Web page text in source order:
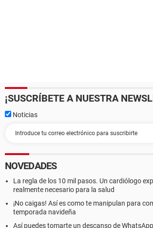
¡SUSCRÍBETE A NUESTRA
Noticias
NOVEDADES
La regla de los 10 mil pasos. Un cardiólogo
realmente necesario para la salud
¡No caigas! Así es como te manipulan para
temporada navideña
Así puedes tomarte un descanso de